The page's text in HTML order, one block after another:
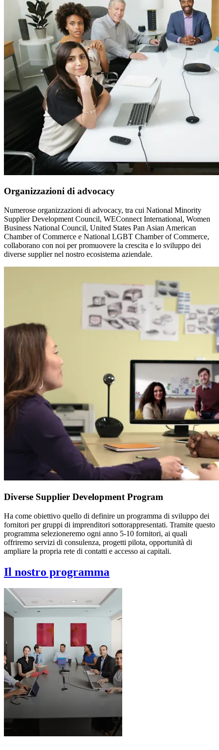
Organizzazioni di advocacy
Numerose organizzazioni di advocacy, tra cui National Minority
Supplier Development Council, WEConnect International, Women
Business National Council, United States Pan Asian American
Chamber of Commerce e National LGBT Chamber of Commerce,
collaborano con noi per promuovere la crescita e lo sviluppo dei
diverse supplier nel nostro ecosistema aziendale.
Diverse Supplier Development Program
Ha come obiettivo quello di definire un programma di sviluppo dei
fornitori per gruppi di imprenditori sottorappresentati. Tramite questo
programma selezioneremo ogni anno 5-10 fornitori, ai quali
offriremo servizi di consulenza, progetti pilota, opportunità di
ampliare la propria rete di contatti e accesso ai capitali.
Il nostro programma